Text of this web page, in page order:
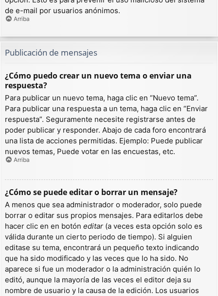
de e-mail por usuarios anónimos.
Arriba
Publicación de mensajes
¿Cómo puedo crear un nuevo tema o enviar una
respuesta?
Para publicar un nuevo tema, haga clic en “Nuevo tema”.
Para publicar una respuesta a un tema, haga clic en “Enviar
respuesta”. Seguramente necesite registrarse antes de
poder publicar y responder. Abajo de cada foro encontrará
una lista de acciones permitidas. Ejemplo: Puede publicar
nuevos temas, Puede votar en las encuestas, etc.
Arriba
¿Cómo se puede editar o borrar un mensaje?
A menos que sea administrador o moderador, solo puede
borrar o editar sus propios mensajes. Para editarlos debe
hacer clic en en botón editar (a veces esta opción solo es
válida durante un cierto periodo de tiempo). Si alguien
editase su tema, encontrará un pequeño texto indicando
que ha sido modificado y las veces que lo ha sido. No
aparece si fue un moderador o la administración quién lo
editó, aunque la mayoría de las veces el editor deja su
nombre de usuario y la causa de la edición. Los usuarios